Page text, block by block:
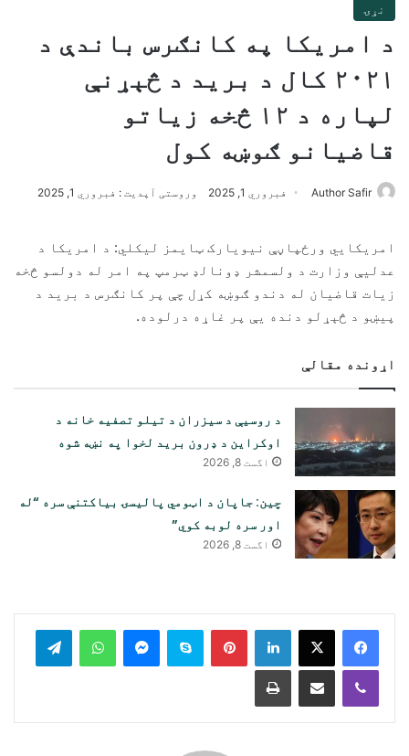
نړۍ
د امریکا په کانګرس باندې د
۲۰۲۱ کال د برید د څېړنې
لپاره د ۱۲ څخه زیاتو
قاضیانو ګوښه کول
Author Safir فبروري 1, 2025 وروستی آپدیت : فبروري 1, 2025
امریکايي ورځپاڼې نیویارک ټایمز لیکلي: د امریکا د
عدلیې وزارت د ولسمشر ډونالډ ټرمپ په امر له دولسو څخه
زیات قاضیان له دندو ګوښه کړل چې پر کانګرس د برید د
پیښو د څېړلو دنده یې پر غاړه درلوده.
اړونده مقالې
د روسیې د سیزران د تیلو تصفیه خانه د
اوکراین د ډرون برید لخوا په نښه شوه
اگست 8, 2026
چین: جاپان د اټومي پالیسۍ بیاکتنې سره “له
اور سره لوبه کوي”
اگست 8, 2026
LinkedIn
Pinterest
Skype
Messenger
WhatsApp
Viber
Share via Email
Print